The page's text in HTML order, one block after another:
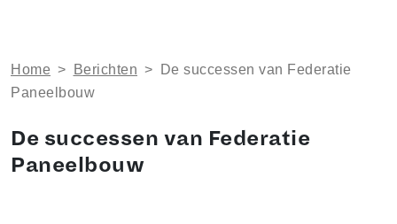
Home > Berichten >
De successen van Federatie
Paneelbouw
De successen van Federatie
Paneelbouw